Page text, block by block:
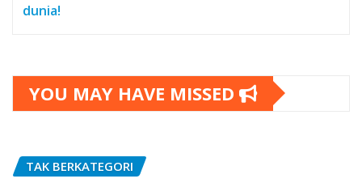
dunia!
YOU MAY HAVE MISSED
TAK BERKATEGORI